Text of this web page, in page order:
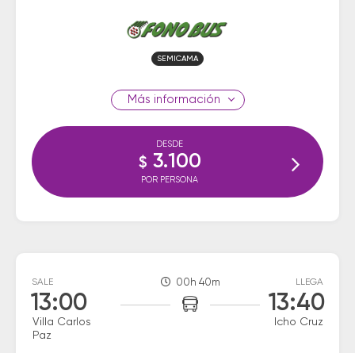
SEMICAMA
información
DESDE
$ 3.100
POR PERSONA
SALE
13:00
Villa Carlos
Paz
00h 40m LLEGA
13:40
Icho Cruz